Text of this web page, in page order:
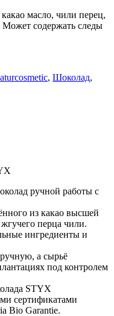
масло, чили перец,
содержать следы
, Шоколад,
ручной работы с
из какао высшей
перца чили.
ингредиенты и
а сырьё
под контролем
STYX
сертификатами
Bio Garantie.